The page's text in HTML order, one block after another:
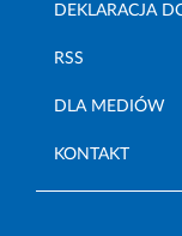
DEKLARACJA
RSS
DLA MEDIÓW
KONTAKT